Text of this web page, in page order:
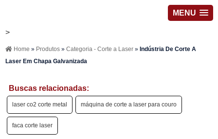
MENU
>
Home » Produtos»Categoria - Corte a Laser» Indústria De Corte A
Laser Em Chapa Galvanizada
Buscas relacionadas:
laser co2 corte metal máquina de corte a laser para couro
faca corte laser